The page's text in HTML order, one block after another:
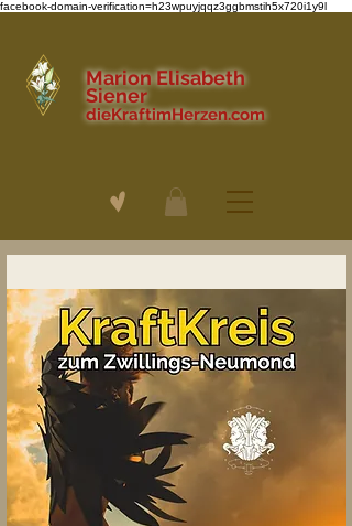
facebook-domain-verification=h23wpuyjqqz3ggbmstih5x720i1y9l
Marion Elisabeth
Siener
dieKraftimHerzen.com